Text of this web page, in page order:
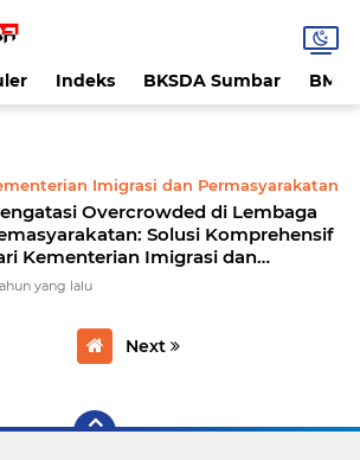
Indeks BKSDA Sumbar
Imigrasi dan Permasyarakatan
Overcrowded di Lembaga
Solusi Komprehensif
Kementerian Imigrasi dan
yang lalu
Next